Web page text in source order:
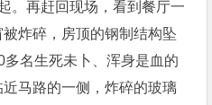
。再赶回现场，看到餐厅一
炸碎，房顶的钢制结构坠
名生死未卜、浑身是血的
马路的一侧，炸碎的玻璃